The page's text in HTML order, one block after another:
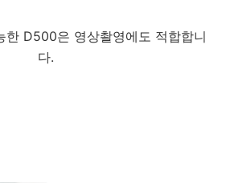
한 D500은 영상촬영에도 적합합니
다.